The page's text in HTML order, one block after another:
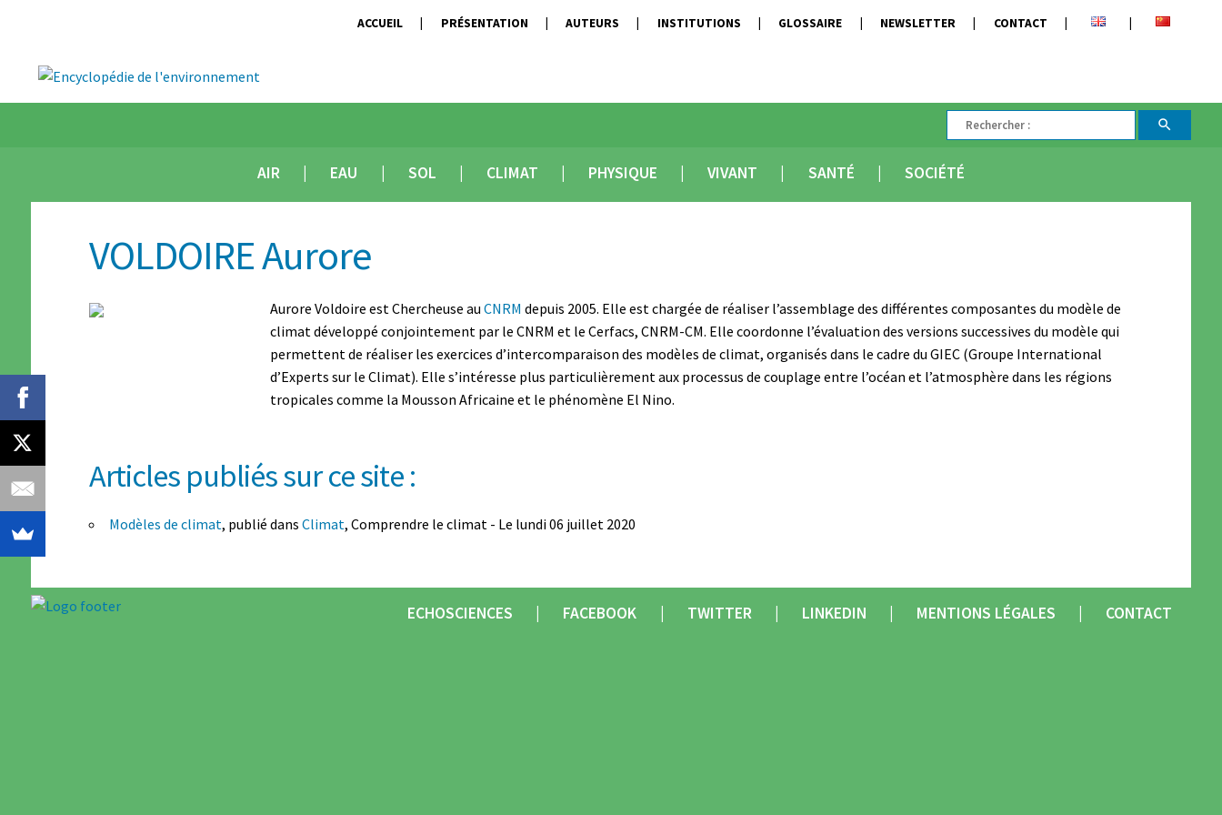
ACCUEIL PRÉSENTATION AUTEURS INSTITUTIONS GLOSSAIRE NEWSLETTER CONTACT
AIR EAU SOL CLIMAT PHYSIQUE VIVANT SANTÉ SOCIÉTÉ
VOLDOIRE Aurore
Aurore Voldoire est Chercheuse au CNRM depuis 2005. Elle est chargée de réaliser l’assemblage des différentes composantes du modèle de
climat développé conjointement par le CNRM et le Cerfacs, CNRM-CM. Elle coordonne l’évaluation des versions successives du modèle qui
permettent de réaliser les exercices d’intercomparaison des modèles de climat, organisés dans le cadre du GIEC (Groupe International
d’Experts sur le Climat). Elle s’intéresse plus particulièrement aux processus de couplage entre l’océan et l’atmosphère dans les régions
tropicales comme la Mousson Africaine et le phénomène El Nino.
Articles publiés sur ce site :
Modèles de climat, publié dans Climat, Comprendre le climat - Le lundi 06 juillet 2020
ECHOSCIENCES FACEBOOK TWITTER LINKEDIN MENTIONS LÉGALES CONTACT